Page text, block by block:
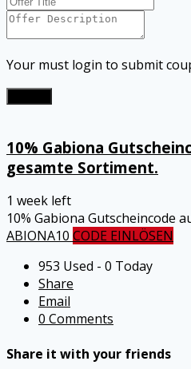
Your must login to submit
10% Gabiona
gesamte Sortiment.
1 week left
10% Gabiona Gutscheincode
ABIONA10 CODE EINLÖSEN
953 Used - 0 Today
Share
Email
0 Comments
Share it with your friends